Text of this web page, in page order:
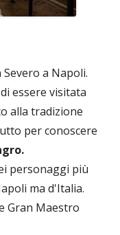
a Napoli.
essere visitata
alla tradizione
per conoscere
personaggi più
ma d'Italia.
Gran Maestro